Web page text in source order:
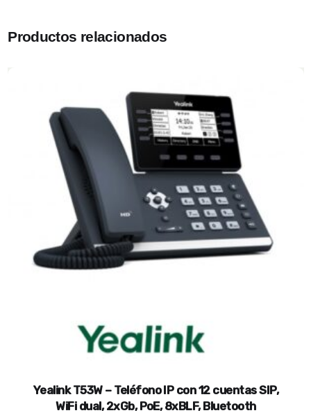
Productos relacionados
Yealink T53W – Teléfono IP con 12 cuentas SIP,
WiFi dual, 2xGb, PoE, 8xBLF, Bluetooth